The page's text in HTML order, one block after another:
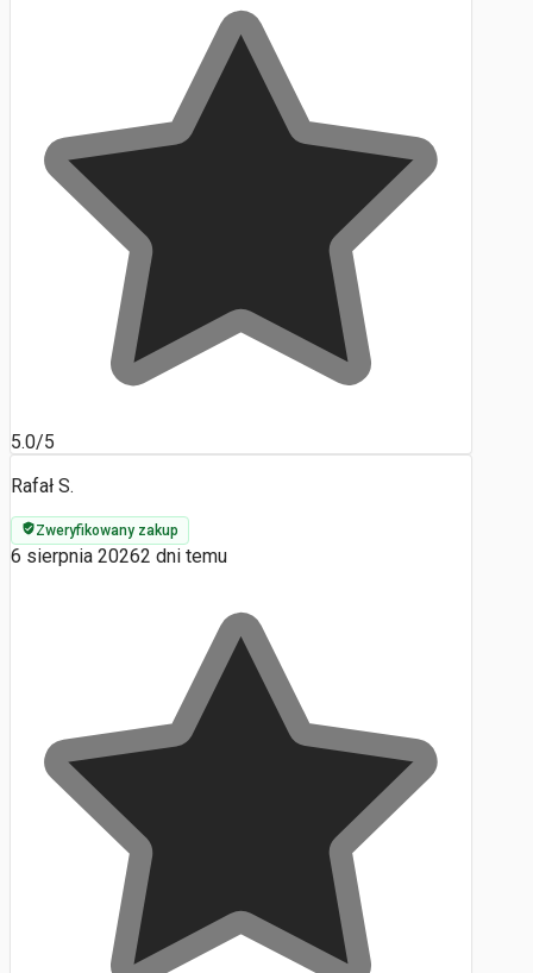
5.0/5
Rafał S.
Zweryfikowany zakup
6 sierpnia 20262 dni temu